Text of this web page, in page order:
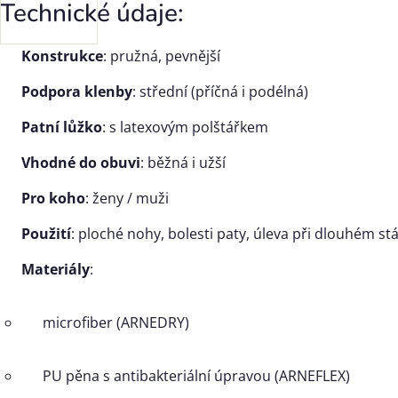
Technické údaje:
Konstrukce: pružná, pevnější
Podpora klenby: střední (příčná i podélná)
Patní lůžko: s latexovým polštářkem
Vhodné do obuvi: běžná i užší
Pro koho: ženy / muži
Použití: ploché nohy, bolesti paty, úleva při dlouhém
Materiály:
microfiber (ARNEDRY)
PU pěna s antibakteriální úpravou (ARNEFLEX)